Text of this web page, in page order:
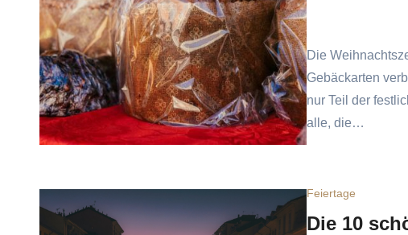
Die
Gebäckarten
nur Teil der
alle, die…
Feiertage
Die 10